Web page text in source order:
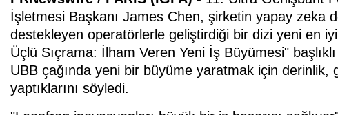
İşletmesi Başkanı James Chen, şirketin yapay zeka
destekleyen operatörlerle geliştirdiği bir dizi yeni en
Üçlü Sıçrama: İlham Veren Yeni İş Büyümesi"
UBB çağında yeni bir büyüme yaratmak için derinlik,
yaptıklarını söyledi.